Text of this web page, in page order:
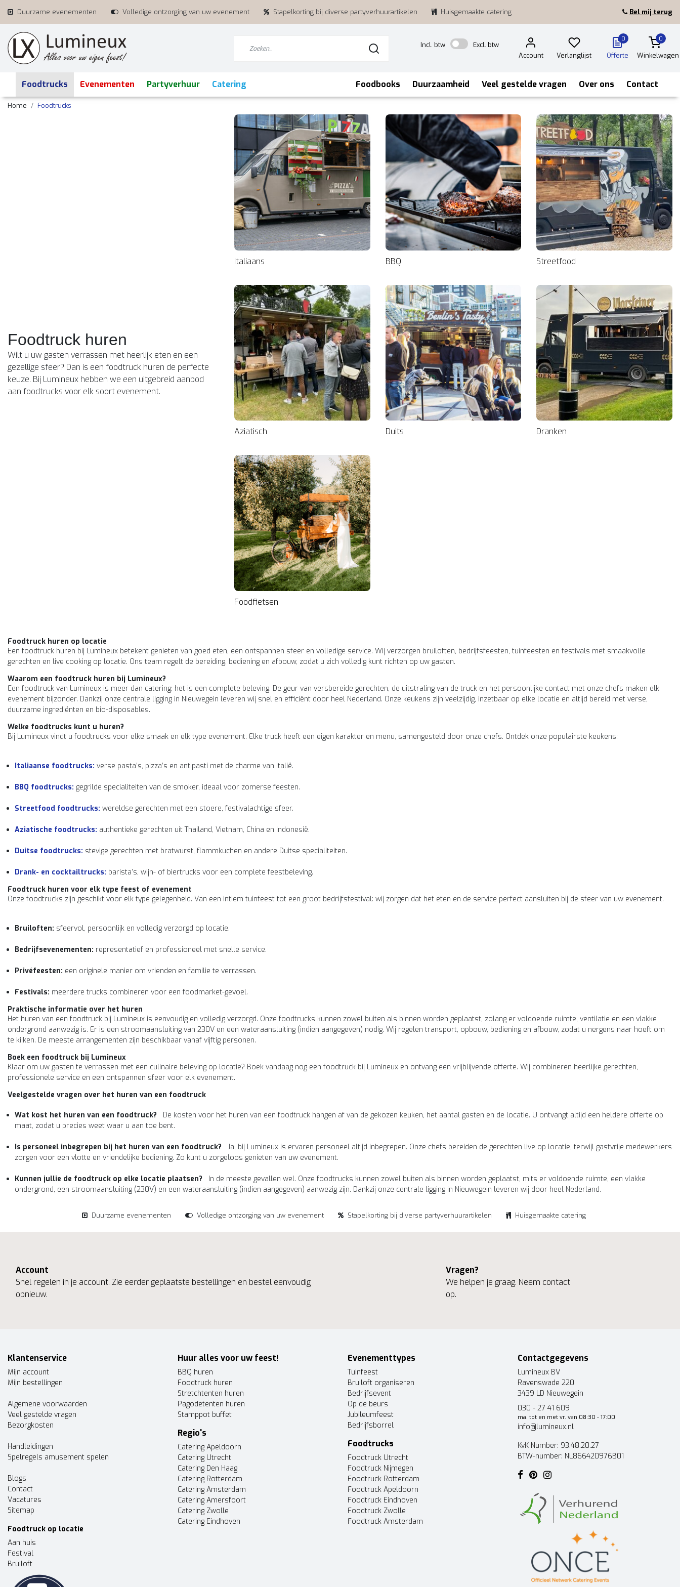
Duurzame evenementen Volledige ontzorging van uw evenement Stapelkorting bij diverse partyverhuurartikelen Huisgemaakte catering Bel mij terug
Incl. btw
Excl. btw
Account
Verlanglijst
0
Offerte
0
Winkelwagen
Foodtrucks Evenementen Partyverhuur Catering Foodbooks Duurzaamheid Veel gestelde vragen Over ons Contact
Home Foodtrucks
Foodtruck huren
Wilt u uw gasten verrassen met heerlijk eten en een
gezellige sfeer? Dan is een foodtruck huren de perfecte
keuze. Bij Lumineux hebben we een uitgebreid aanbod
aan foodtrucks voor elk soort evenement.
Italiaans BBQ Streetfood
Aziatisch Duits Dranken
Foodfietsen
Foodtruck huren op locatie
Een foodtruck huren bij Lumineux betekent genieten van goed eten, een ontspannen sfeer en volledige service. Wij verzorgen bruiloften, bedrijfsfeesten, tuinfeesten en festivals met smaakvolle
gerechten en live cooking op locatie. Ons team regelt de bereiding, bediening en afbouw, zodat u zich volledig kunt richten op uw gasten.
Waarom een foodtruck huren bij Lumineux?
Een foodtruck van Lumineux is meer dan catering; het is een complete beleving. De geur van versbereide gerechten, de uitstraling van de truck en het persoonlijke contact met onze chefs maken elk
evenement bijzonder. Dankzij onze centrale ligging in Nieuwegein leveren wij snel en efficiënt door heel Nederland. Onze keukens zijn veelzijdig, inzetbaar op elke locatie en altijd bereid met verse,
duurzame ingrediënten en bio-disposables.
Welke foodtrucks kunt u huren?
Bij Lumineux vindt u foodtrucks voor elke smaak en elk type evenement. Elke truck heeft een eigen karakter en menu, samengesteld door onze chefs. Ontdek onze populairste keukens:
Italiaanse foodtrucks: verse pasta’s, pizza’s en antipasti met de charme van Italië.
BBQ foodtrucks: gegrilde specialiteiten van de smoker, ideaal voor zomerse feesten.
Streetfood foodtrucks: wereldse gerechten met een stoere, festivalachtige sfeer.
Aziatische foodtrucks: authentieke gerechten uit Thailand, Vietnam, China en Indonesië.
Duitse foodtrucks: stevige gerechten met bratwurst, flammkuchen en andere Duitse specialiteiten.
Drank- en cocktailtrucks: barista’s, wijn- of biertrucks voor een complete feestbeleving.
Foodtruck huren voor elk type feest of evenement
Onze foodtrucks zijn geschikt voor elk type gelegenheid. Van een intiem tuinfeest tot een groot bedrijfsfestival: wij zorgen dat het eten en de service perfect aansluiten bij de sfeer van uw evenement.
Bruiloften: sfeervol, persoonlijk en volledig verzorgd op locatie.
Bedrijfsevenementen: representatief en professioneel met snelle service.
Privéfeesten: een originele manier om vrienden en familie te verrassen.
Festivals: meerdere trucks combineren voor een foodmarket-gevoel.
Praktische informatie over het huren
Het huren van een foodtruck bij Lumineux is eenvoudig en volledig verzorgd. Onze foodtrucks kunnen zowel buiten als binnen worden geplaatst, zolang er voldoende ruimte, ventilatie en een vlakke
ondergrond aanwezig is. Er is een stroomaansluiting van 230V en een wateraansluiting (indien aangegeven) nodig. Wij regelen transport, opbouw, bediening en afbouw, zodat u nergens naar hoeft om
te kijken. De meeste arrangementen zijn beschikbaar vanaf vijftig personen.
Boek een foodtruck bij Lumineux
Klaar om uw gasten te verrassen met een culinaire beleving op locatie? Boek vandaag nog een foodtruck bij Lumineux en ontvang een vrijblijvende offerte. Wij combineren heerlijke gerechten,
professionele service en een ontspannen sfeer voor elk evenement.
Veelgestelde vragen over het huren van een foodtruck
Wat kost het huren van een foodtruck? De kosten voor het huren van een foodtruck hangen af van de gekozen keuken, het aantal gasten en de locatie. U ontvangt altijd een heldere offerte op
maat, zodat u precies weet waar u aan toe bent.
Is personeel inbegrepen bij het huren van een foodtruck? Ja, bij Lumineux is ervaren personeel altijd inbegrepen. Onze chefs bereiden de gerechten live op locatie, terwijl gastvrije medewerkers
zorgen voor een vlotte en vriendelijke bediening. Zo kunt u zorgeloos genieten van uw evenement.
Kunnen jullie de foodtruck op elke locatie plaatsen? In de meeste gevallen wel. Onze foodtrucks kunnen zowel buiten als binnen worden geplaatst, mits er voldoende ruimte, een vlakke
ondergrond, een stroomaansluiting (230V) en een wateraansluiting (indien aangegeven) aanwezig zijn. Dankzij onze centrale ligging in Nieuwegein leveren wij door heel Nederland.
Duurzame evenementen Volledige ontzorging van uw evenement Stapelkorting bij diverse partyverhuurartikelen Huisgemaakte catering
Account
Snel regelen in je account. Zie eerder geplaatste bestellingen en bestel eenvoudig
opnieuw.
Vragen?
We helpen je graag. Neem contact
op.
Klantenservice
Mijn account
Mijn bestellingen
Algemene voorwaarden
Veel gestelde vragen
Bezorgkosten
Handleidingen
Spelregels amusement spelen
Blogs
Contact
Vacatures
Sitemap
Foodtruck op locatie
Aan huis
Festival
Bruiloft
Huur alles voor uw feest!
BBQ huren
Foodtruck huren
Stretchtenten huren
Pagodetenten huren
Stamppot buffet
Regio's
Catering Apeldoorn
Catering Utrecht
Catering Den Haag
Catering Rotterdam
Catering Amsterdam
Catering Amersfoort
Catering Zwolle
Catering Eindhoven
Evenementtypes
Tuinfeest
Bruiloft organiseren
Bedrijfsevent
Op de beurs
Jubileumfeest
Bedrijfsborrel
Foodtrucks
Foodtruck Utrecht
Foodtruck Nijmegen
Foodtruck Rotterdam
Foodtruck Apeldoorn
Foodtruck Eindhoven
Foodtruck Zwolle
Foodtruck Amsterdam
Contactgegevens
Lumineux BV
Ravenswade 220
3439 LD Nieuwegein
030 - 27 41 609
ma. tot en met vr. van 08:30 - 17:00
info@lumineux.nl
KvK Number: 93.48.20.27
BTW-number: NL866420976B01